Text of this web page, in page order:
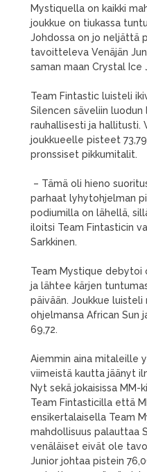
Mystiquella on kaikki
joukkue on tiukassa
Johdossa on jo neljättä
tavoitteleva Venäjän
saman maan Crystal Ice
Team Fintastic luisteli
Silencen säveliin
rauhallisesti ja hallitusti.
joukkueelle pisteet
pronssiset pikkumitalit.
– Tämä oli hieno
parhaat lyhytohjelman
podiumilla on lähellä,
iloitsi Team Fintasticin
Sarkkinen.
Team Mystique debytoi
ja lähtee kärjen
päivään. Joukkue
ohjelmansa African Sun
69,72.
Aiemmin aina mitaleille
viimeistä kautta jäänyt
Nyt sekä jokaisissa
Team Fintasticilla että
ensikertalaisella Team
mahdollisuus palauttaa
venäläiset eivät ole
Junior johtaa pistein